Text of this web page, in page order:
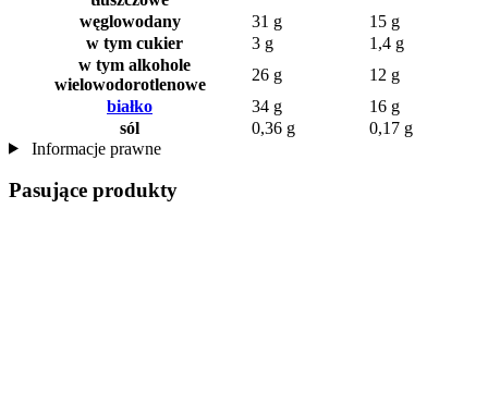
węglowodany
31 g
15 g
w tym cukier
3 g
1,4 g
w tym alkohole
wielowodorotlenowe
26 g
12 g
białko
34 g
16 g
sól
0,36 g
0,17 g
Informacje prawne
Pasujące produkty